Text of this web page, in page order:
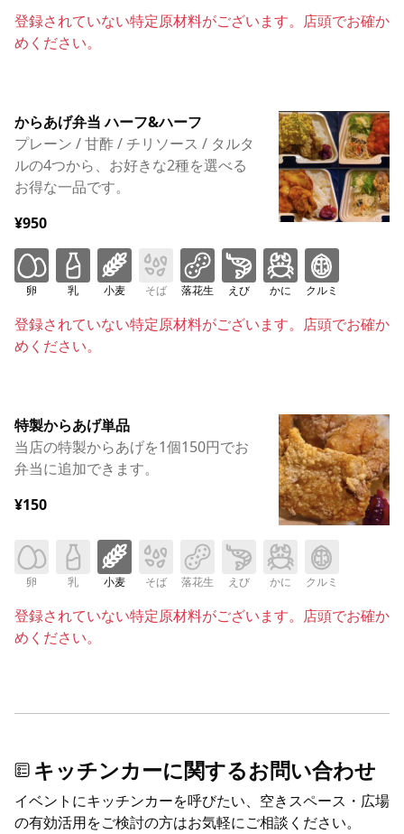
登録されていない特定原材料がございます。店頭でお確か
めください。
からあげ弁当 ハーフ&ハーフ
プレーン / 甘酢 / チリソース / タルタ
ルの4つから、お好きな2種を選べる
お得な一品です。
¥950
卵 乳 小麦 そば 落花生 えび かに クルミ
登録されていない特定原材料がございます。店頭でお確か
めください。
特製からあげ単品
当店の特製からあげを1個150円でお
弁当に追加できます。
¥150
卵 乳 小麦 そば 落花生 えび かに クルミ
登録されていない特定原材料がございます。店頭でお確か
めください。
キッチンカーに関するお問い合わせ
イベントにキッチンカーを呼びたい、空きスペース・広場
の有効活用をご検討の方はお気軽にご相談ください。